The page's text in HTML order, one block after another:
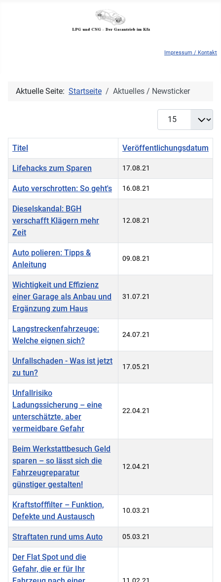
Impressum / Kontakt
Aktuelle Seite: Startseite Aktuelles / Newsticker
Anzeige #
Titel Veröffentlichungsdatum
Lifehacks zum Sparen 17.08.21
Auto verschrotten: So geht's 16.08.21
Dieselskandal: BGH
verschafft Klägern mehr
Zeit
12.08.21
Auto polieren: Tipps &
Anleitung
09.08.21
Wichtigkeit und Effizienz
einer Garage als Anbau und
Ergänzung zum Haus
31.07.21
Langstreckenfahrzeuge:
Welche eignen sich?
24.07.21
Unfallschaden - Was ist jetzt
zu tun?
17.05.21
Unfallrisiko
Ladungssicherung – eine
unterschätzte, aber
vermeidbare Gefahr
22.04.21
Beim Werkstattbesuch Geld
sparen – so lässt sich die
Fahrzeugreparatur
günstiger gestalten!
12.04.21
Kraftstofffilter – Funktion,
Defekte und Austausch
10.03.21
Straftaten rund ums Auto 05.03.21
Der Flat Spot und die
Gefahr, die er für Ihr